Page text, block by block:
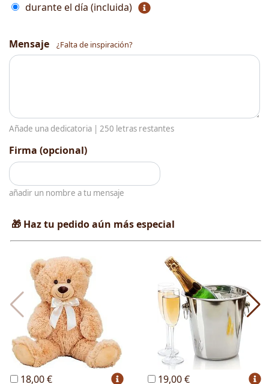
durante el día (incluida)
Mensaje ¿Falta de inspiración?
Añade una dedicatoria | 250 letras restantes
Firma (opcional)
añadir un nombre a tu mensaje
🎁 Haz tu pedido aún más especial
18,00 € 19,00 €